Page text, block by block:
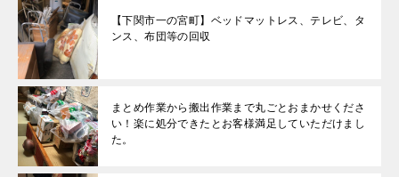
【下関市一の宮町】ベッドマットレス、テレビ、タ
ンス、布団等の回収
まとめ作業から搬出作業まで丸ごとおまかせくださ
い！楽に処分できたとお客様満足していただけまし
た。